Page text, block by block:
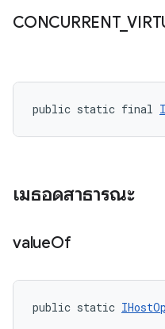
CONCURRENT_
public static final
เมธอดสาธารณะ
valueOf
public static